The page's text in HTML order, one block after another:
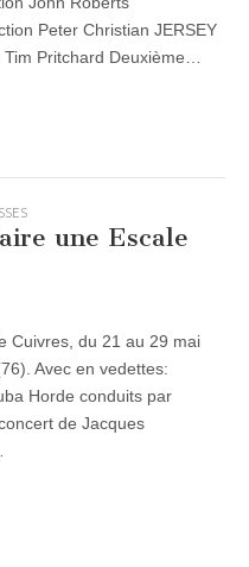
Peter Christian JERSEY
Pritchard Deuxième…
une Escale
Cuivres, du 21 au 29 mai
Avec en vedettes:
Horde conduits par
de Jacques